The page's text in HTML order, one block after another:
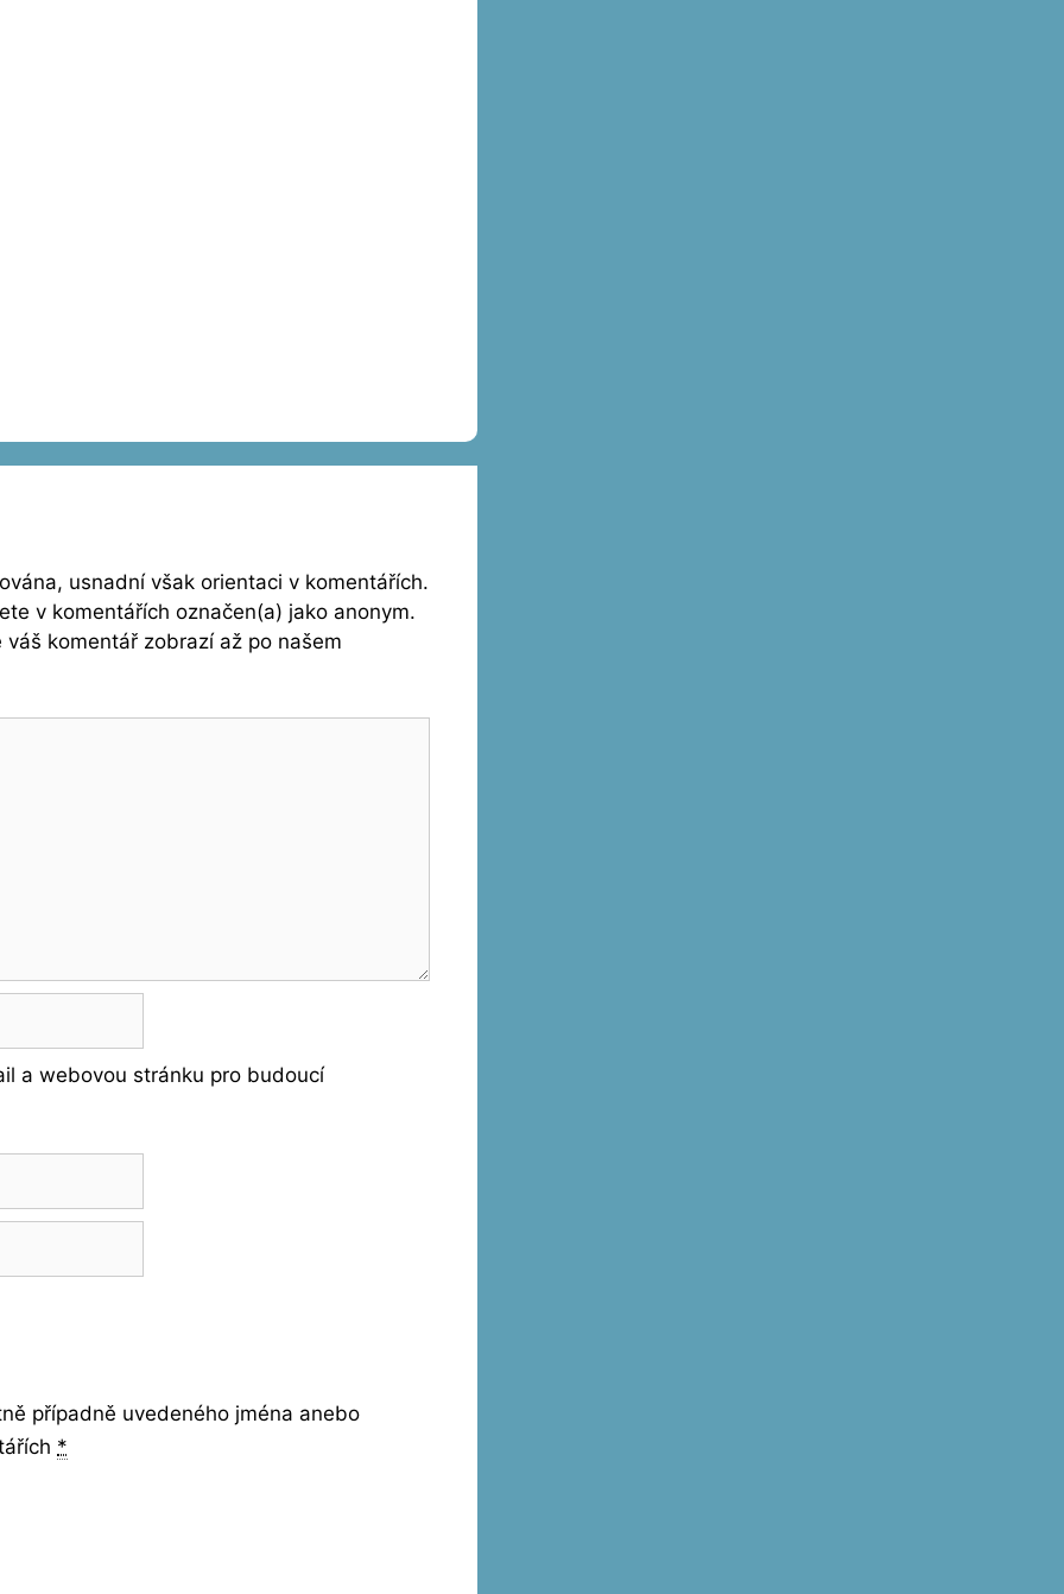
usnadní však orientaci v komentářích.
v komentářích označen(a) jako anonym.
komentář zobrazí až po našem
a webovou stránku pro budoucí
případně uvedeného jména anebo
*